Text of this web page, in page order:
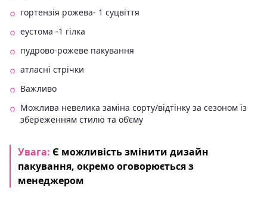
гортензія рожева- 1 суцвіття
еустома -1 гілка
пудрово-рожеве пакування
атласні стрічки
Важливо
Можлива невелика заміна сорту/відтінку за сезоном із
збереженням стилю та об’єму
Увага: Є можливість змінити дизайн
пакування, окремо оговорюється з
менеджером